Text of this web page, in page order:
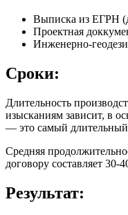
Выписка из ЕГРН
Проектная
Инженерно-
Сроки:
Длительность
изысканиям зависит, в
— это самый длительный
Средняя
договору составляет 30-
Результат: